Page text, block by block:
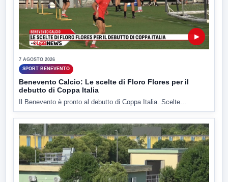
▶
7 AGOSTO 2026
SPORT BENEVENTO
Benevento Calcio: Le scelte di Floro Flores per il
debutto di Coppa Italia
Il Benevento è pronto al debutto di Coppa Italia. Scelte...